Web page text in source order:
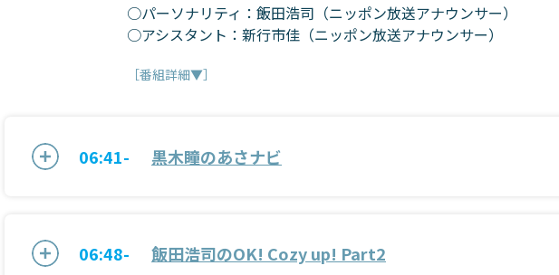
○パーソナリティ：飯田浩司（ニッポン放送アナウンサー）
○アシスタント：新行市佳（ニッポン放送アナウンサー）
［番組詳細▼］
06:41- 黒木瞳のあさナビ
06:48- 飯田浩司のOK! Cozy up! Part2